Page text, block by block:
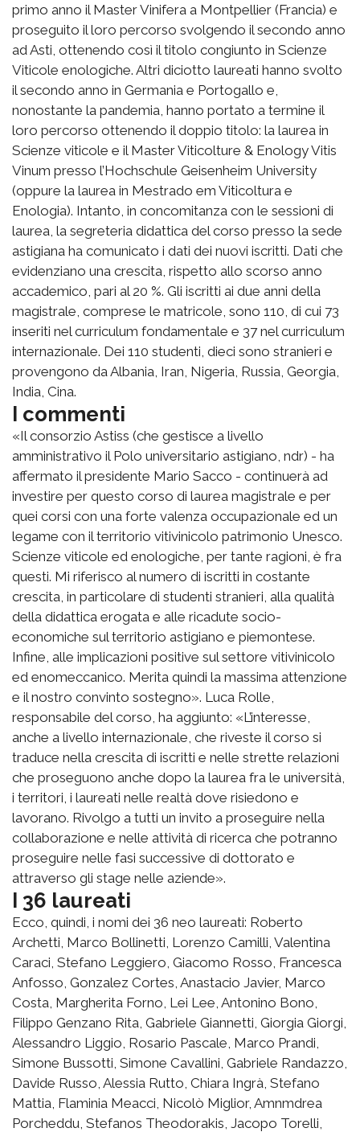
primo anno il Master Vinifera a Montpellier (Francia) e
proseguito il loro percorso svolgendo il secondo anno
ad Asti, ottenendo così il titolo congiunto in Scienze
Viticole enologiche. Altri diciotto laureati hanno svolto
il secondo anno in Germania e Portogallo e,
nonostante la pandemia, hanno portato a termine il
loro percorso ottenendo il doppio titolo: la laurea in
Scienze viticole e il Master Viticolture & Enology Vitis
Vinum presso l’Hochschule Geisenheim University
(oppure la laurea in Mestrado em Viticoltura e
Enologia). Intanto, in concomitanza con le sessioni di
laurea, la segreteria didattica del corso presso la sede
astigiana ha comunicato i dati dei nuovi iscritti. Dati che
evidenziano una crescita, rispetto allo scorso anno
accademico, pari al 20 %. Gli iscritti ai due anni della
magistrale, comprese le matricole, sono 110, di cui 73
inseriti nel curriculum fondamentale e 37 nel curriculum
internazionale. Dei 110 studenti, dieci sono stranieri e
provengono da Albania, Iran, Nigeria, Russia, Georgia,
India, Cina.
I commenti
«Il consorzio Astiss (che gestisce a livello
amministrativo il Polo universitario astigiano, ndr) - ha
affermato il presidente Mario Sacco - continuerà ad
investire per questo corso di laurea magistrale e per
quei corsi con una forte valenza occupazionale ed un
legame con il territorio vitivinicolo patrimonio Unesco.
Scienze viticole ed enologiche, per tante ragioni, è fra
questi. Mi riferisco al numero di iscritti in costante
crescita, in particolare di studenti stranieri, alla qualità
della didattica erogata e alle ricadute socio-
economiche sul territorio astigiano e piemontese.
Infine, alle implicazioni positive sul settore vitivinicolo
ed enomeccanico. Merita quindi la massima attenzione
e il nostro convinto sostegno». Luca Rolle,
responsabile del corso, ha aggiunto: «L’interesse,
anche a livello internazionale, che riveste il corso si
traduce nella crescita di iscritti e nelle strette relazioni
che proseguono anche dopo la laurea fra le università,
i territori, i laureati nelle realtà dove risiedono e
lavorano. Rivolgo a tutti un invito a proseguire nella
collaborazione e nelle attività di ricerca che potranno
proseguire nelle fasi successive di dottorato e
attraverso gli stage nelle aziende».
I 36 laureati
Ecco, quindi, i nomi dei 36 neo laureati: Roberto
Archetti, Marco Bollinetti, Lorenzo Camilli, Valentina
Caraci, Stefano Leggiero, Giacomo Rosso, Francesca
Anfosso, Gonzalez Cortes, Anastacio Javier, Marco
Costa, Margherita Forno, Lei Lee, Antonino Bono,
Filippo Genzano Rita, Gabriele Giannetti, Giorgia Giorgi,
Alessandro Liggio, Rosario Pascale, Marco Prandi,
Simone Bussotti, Simone Cavallini, Gabriele Randazzo,
Davide Russo, Alessia Rutto, Chiara Ingrà, Stefano
Mattia, Flaminia Meacci, Nicolò Miglior, Amnmdrea
Porcheddu, Stefanos Theodorakis, Jacopo Torelli,